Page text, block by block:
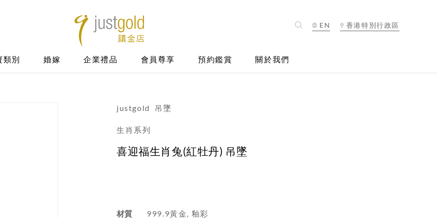
EN 香港特別行政區
類別 婚嫁 企業禮品 會員尊享 預約鑑賞 關於我們
justgold 吊墜
生肖系列
喜迎福生肖兔(紅牡丹) 吊墜
材質 999.9黃金, 釉彩